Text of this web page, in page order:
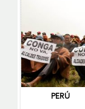
PERÚ